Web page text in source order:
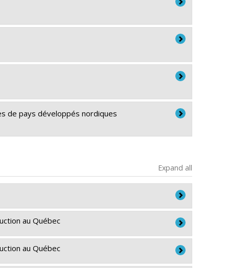
de pays développés nordiques
Expand all
au Québec
au Québec